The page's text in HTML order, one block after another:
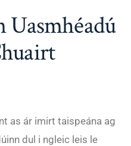
Uasmhéadú
as ár imirt taispeána ag
dul i ngleic leis le